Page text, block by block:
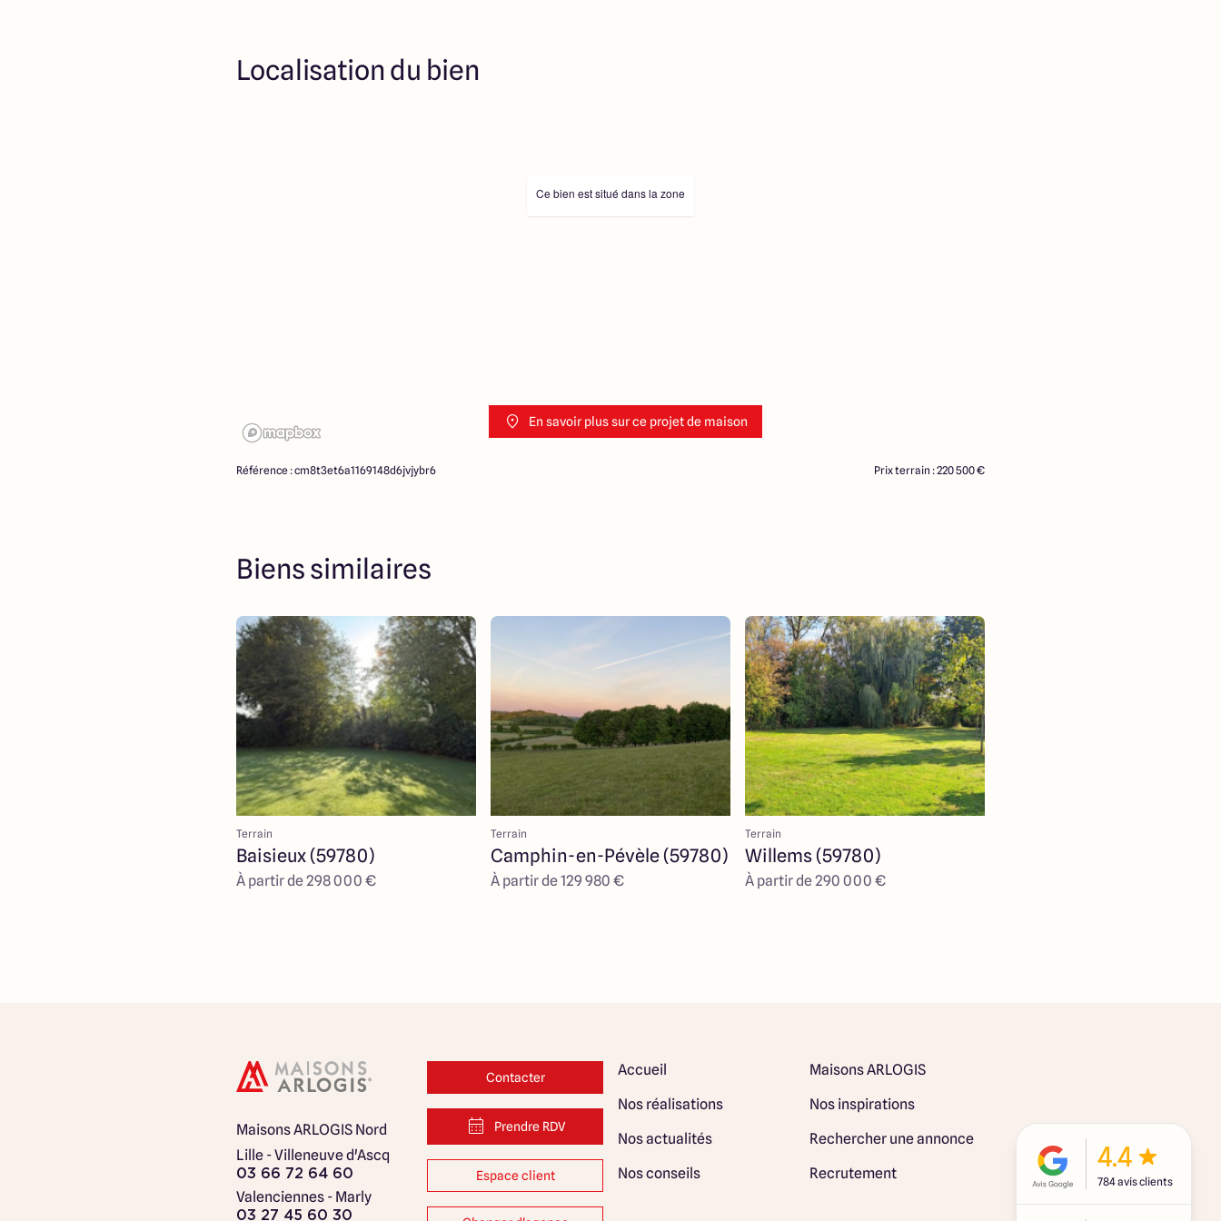
Localisation du bien
En savoir plus sur ce projet de maison
Ce bien est situé dans la zone
Référence : cm8t3et6a1169148d6jvjybr6 Prix terrain : 220 500 €
Biens similaires
Terrain
Baisieux (59780)
À partir de 298 000 €
Terrain
Camphin-en-Pévèle (59780)
À partir de 129 980 €
Terrain
Willems (59780)
À partir de 290 000 €
4.4
784 avis clients
Maisons ARLOGIS Nord
Lille - Villeneuve d'Ascq
03 66 72 64 60
Valenciennes - Marly
03 27 45 60 30
Contacter
Prendre RDV
Espace client
Accueil
Maisons ARLOGIS
Nos réalisations
Nos inspirations
Nos actualités
Rechercher une annonce
Nos conseils
Recrutement